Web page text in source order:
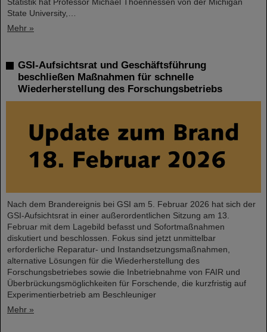
Statistik hat Professor Michael Thoennessen von der Michigan
State University,…
Mehr »
GSI-Aufsichtsrat und Geschäftsführung
beschließen Maßnahmen für schnelle
Wiederherstellung des Forschungsbetriebs
Nach dem Brandereignis bei GSI am 5. Februar 2026 hat sich der
GSI-Aufsichtsrat in einer außerordentlichen Sitzung am 13.
Februar mit dem Lagebild befasst und Sofortmaßnahmen
diskutiert und beschlossen. Fokus sind jetzt unmittelbar
erforderliche Reparatur- und Instandsetzungsmaßnahmen,
alternative Lösungen für die Wiederherstellung des
Forschungsbetriebes sowie die Inbetriebnahme von FAIR und
Überbrückungsmöglichkeiten für Forschende, die kurzfristig auf
Experimentierbetrieb am Beschleuniger
Mehr »